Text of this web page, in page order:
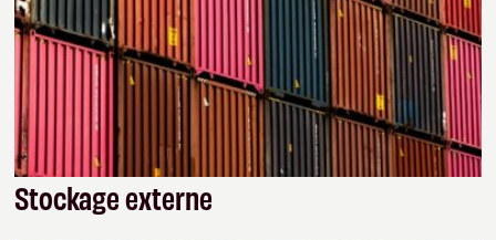
Stockage externe